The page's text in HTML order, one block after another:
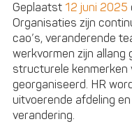
Geplaatst 12 juni 2025
Organisaties zijn
cao’s, veranderende
werkvormen zijn allang
structurele kenmerken
georganiseerd. HR
uitvoerende afdeling
verandering.